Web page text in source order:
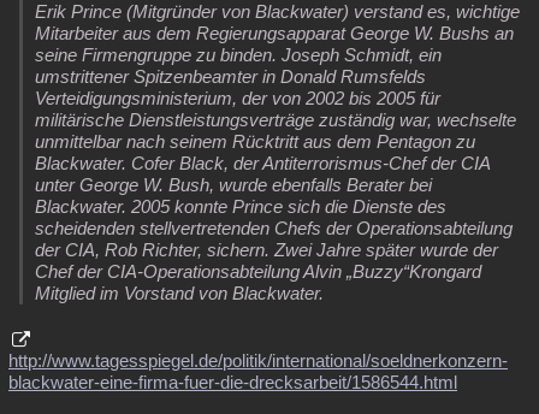
Erik Prince (Mitgründer von Blackwater) verstand es, wichtige
Mitarbeiter aus dem Regierungsapparat George W. Bushs an
seine Firmengruppe zu binden. Joseph Schmidt, ein
umstrittener Spitzenbeamter in Donald Rumsfelds
Verteidigungsministerium, der von 2002 bis 2005 für
militärische Dienstleistungsverträge zuständig war, wechselte
unmittelbar nach seinem Rücktritt aus dem Pentagon zu
Blackwater. Cofer Black, der Antiterrorismus-Chef der CIA
unter George W. Bush, wurde ebenfalls Berater bei
Blackwater. 2005 konnte Prince sich die Dienste des
scheidenden stellvertretenden Chefs der Operationsabteilung
der CIA, Rob Richter, sichern. Zwei Jahre später wurde der
Chef der CIA-Operationsabteilung Alvin „Buzzy“Krongard
Mitglied im Vorstand von Blackwater.
http://www.tagesspiegel.de/politik/international/soeldnerkonzern-
blackwater-eine-firma-fuer-die-drecksarbeit/1586544.html